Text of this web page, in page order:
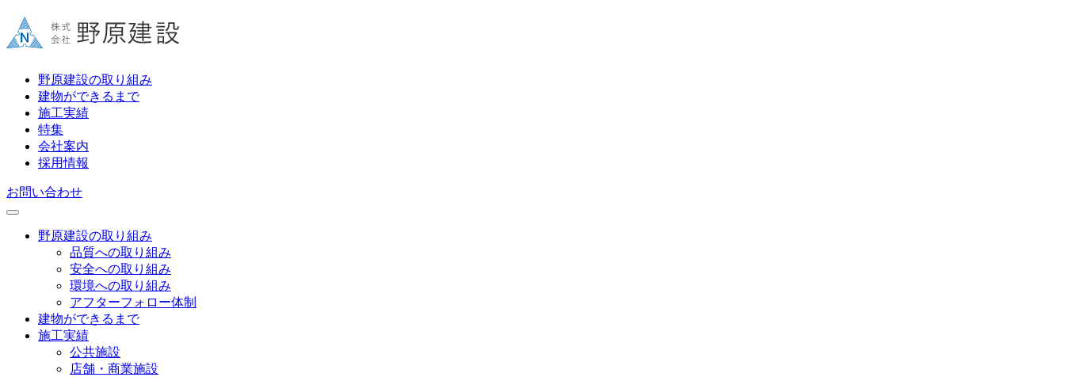
野原建設の取り組み
建物ができるまで
施工実績
特集
会社案内
採用情報
お問い合わせ
野原建設の取り組み
品質への取り組み
安全への取り組み
環境への取り組み
アフターフォロー体制
建物ができるまで
施工実績
公共施設
店舗・商業施設